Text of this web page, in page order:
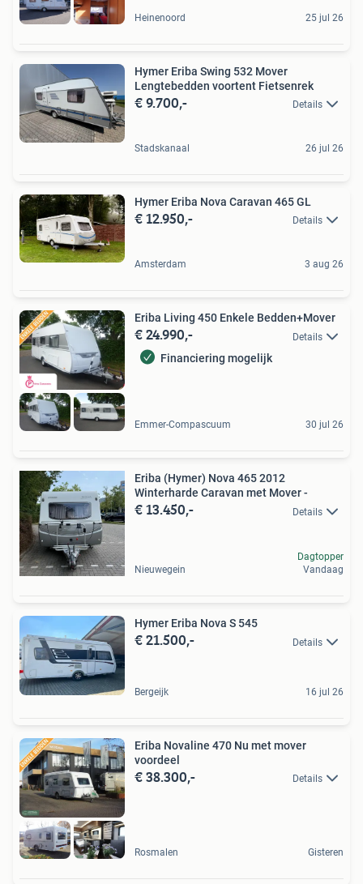
Heinenoord 25 jul 26
Hymer Eriba Swing 532 Mover
Lengtebedden voortent Fietsenrek
€ 9.700,- Details
Stadskanaal 26 jul 26
Hymer Eriba Nova Caravan 465 GL
€ 12.950,- Details
Amsterdam 3 aug 26
Eriba Living 450 Enkele Bedden+Mover
€ 24.990,- Details
Financiering mogelijk
Emmer-Compascuum 30 jul 26
Eriba (Hymer) Nova 465 2012
Winterharde Caravan met Mover -
€ 13.450,- Details
Nieuwegein
Dagtopper
Vandaag
Hymer Eriba Nova S 545
€ 21.500,- Details
Bergeijk 16 jul 26
Eriba Novaline 470 Nu met mover
voordeel
€ 38.300,- Details
Rosmalen Gisteren